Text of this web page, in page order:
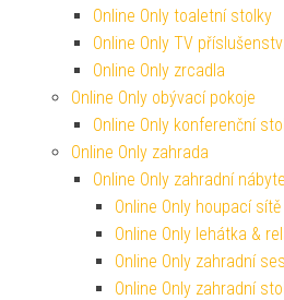
Online Only toaletní stolky
Online Only TV
Online Only zrcadla
Online Only obývací pokoje
Online Only konferenční
Online Only zahrada
Online Only zahradní
Online Only houpací sítě
Online Only lehátka &
Online Only zahradní
Online Only zahradní